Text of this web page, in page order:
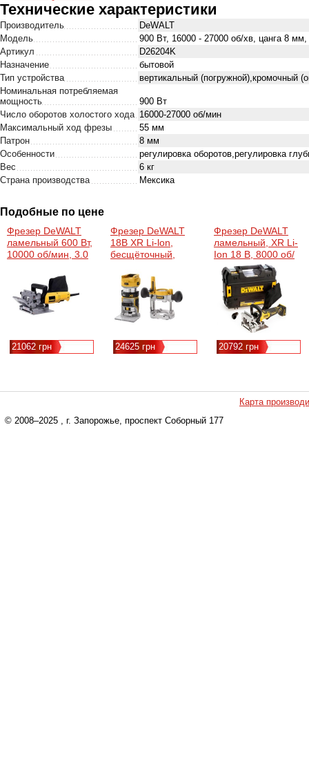
Технические характеристики
Производитель
DeWALT
Модель
900 Вт, 16000 - 27000 об/хв, цанга 8 мм,
Артикул
D26204K
Назначение
бытовой
Тип устройства
вертикальный (погружной),кромочный
Номинальная потребляемая
мощность
900 Вт
Число оборотов холостого хода 16000-27000 об/мин
Максимальный ход фрезы
55 мм
Патрон
8 мм
Особенности
регулировка оборотов,регулировка
Вес
6 кг
Страна производства
Мексика
Подобные по цене
Фрезер DeWALT
ламельный 600 Вт,
10000 об/мин, 3.0
21062 грн
Фрезер DeWALT
18В XR Li-lon,
бесщёточный,
мин, цанга 6-8 мм,
(без АКБ и ЗУ)
(DCW604N)
24625 грн
Фрезер DeWALT
ламельный, XR Li-
Ion 18 В, 8000 об/
мин, фрезы 102
мм, TSTAK (без
АКБ та ЗП)
(DCW682NT)
20792 грн
Карта
© 2008–2025 , г. Запорожье, проспект Соборный 177